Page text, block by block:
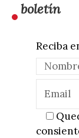
boletín
Reciba